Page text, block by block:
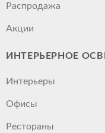
Распродажа
Акции
ИНТЕРЬЕРНОЕ
Интерьеры
Офисы
Рестораны